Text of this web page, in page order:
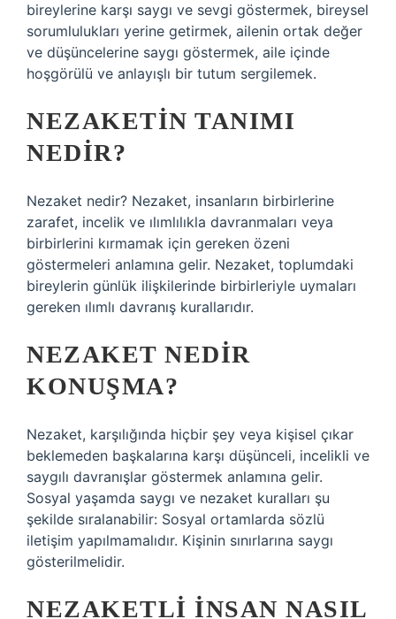
bireylerine karşı saygı ve sevgi göstermek, bireysel
sorumlulukları yerine getirmek, ailenin ortak değer
ve düşüncelerine saygı göstermek, aile içinde
hoşgörülü ve anlayışlı bir tutum sergilemek.
NEZAKETIN TANIMI
NEDIR?
Nezaket nedir? Nezaket, insanların birbirlerine
zarafet, incelik ve ılımlılıkla davranmaları veya
birbirlerini kırmamak için gereken özeni
göstermeleri anlamına gelir. Nezaket, toplumdaki
bireylerin günlük ilişkilerinde birbirleriyle uymaları
gereken ılımlı davranış kurallarıdır.
NEZAKET NEDIR
KONUŞMA?
Nezaket, karşılığında hiçbir şey veya kişisel çıkar
beklemeden başkalarına karşı düşünceli, incelikli ve
saygılı davranışlar göstermek anlamına gelir.
Sosyal yaşamda saygı ve nezaket kuralları şu
şekilde sıralanabilir: Sosyal ortamlarda sözlü
iletişim yapılmamalıdır. Kişinin sınırlarına saygı
gösterilmelidir.
NEZAKETLI INSAN NASIL